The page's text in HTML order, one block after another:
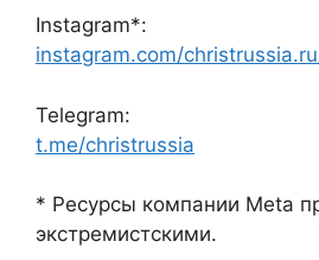
Instagram*:
instagram.com/
Telegram:
t.me/christrussia
* Ресурсы компании Meta
экстремистскими.